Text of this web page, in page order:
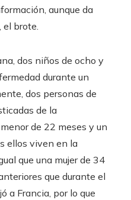
aunque da
el brote.
dos niños de ocho y
durante un
dos personas de
de la
de 22 meses y un
ellos viven en la
que una mujer de 34
que durante el
a Francia, por lo que